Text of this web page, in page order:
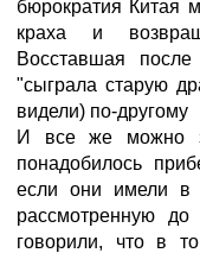
бюрократия Китая
краха и
Восставшая
"сыграла старую
видели) по-другому
И все же можно
понадобилось
если они имели в
рассмотренную
говорили, что в